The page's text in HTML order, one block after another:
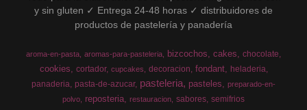
y sin gluten ✓ Entrega 24-48 horas ✓ distribuidores de
productos de pastelería y panadería
aroma-en-pasta aromas-para-pasteleria bizcochos cakes chocolate
cookies cortador cupcakes decoracion fondant
heladeria
panaderia pasta-de-azucar pasteleria pasteles
preparado-en-
polvo
reposteria restauracion sabores semifrios